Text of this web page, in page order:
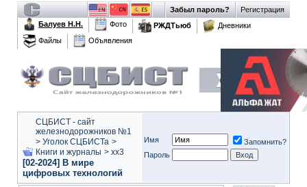
Регистрация
Забыл пароль?
Балуев Н.Н.
Фото РЖДТьюб
Дневники
Файлы
Объявления
СЦБИСТ - сайт
железнодорожников №1
> Уголок СЦБИСТа >
Книги и журналы > xx3
[02-2024] В мире
цифровых технологий
Имя
Запомнить?
Пароль